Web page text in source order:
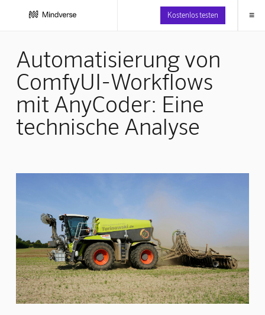
Kostenlos testen ≡
Automatisierung von
ComfyUI-Workflows
mit AnyCoder: Eine
technische Analyse